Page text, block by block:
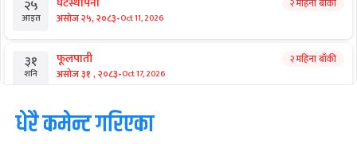
२५
आइत असोज २५, २०८३-Oct 11, 2026
३१
शनि
फूलपाती
असोज ३१ , २०८३-Oct 17, 2026
२ महिना बाँकी
१
आइत
कार्तिक सङ्क्रान्ति
कार्तिक १, २०८३-Oct 18, 2026
धेरै कमेन्ट गरिएका